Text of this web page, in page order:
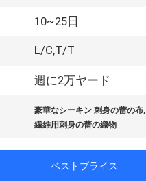
10~25日
L/C,T/T
週に2万ヤード
豪華なシーキン 刺身の蕾の布,
繊維用刺身の蕾の織物
ベストプライス